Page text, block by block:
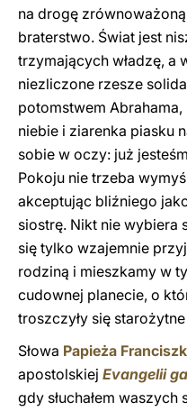
na drogę
braterstwo. Świat jest
trzymających władzę, a
niezliczone rzesze
potomstwem
niebie i ziarenka piasku
sobie w oczy: już
Pokoju nie trzeba
akceptując bliźniego
siostrę. Nikt nie wybiera
się tylko wzajemnie
rodziną i mieszkamy w
cudownej planecie, o
troszczyły się
Słowa Papieża
apostolskiej Evangelii
gdy słuchałem waszych